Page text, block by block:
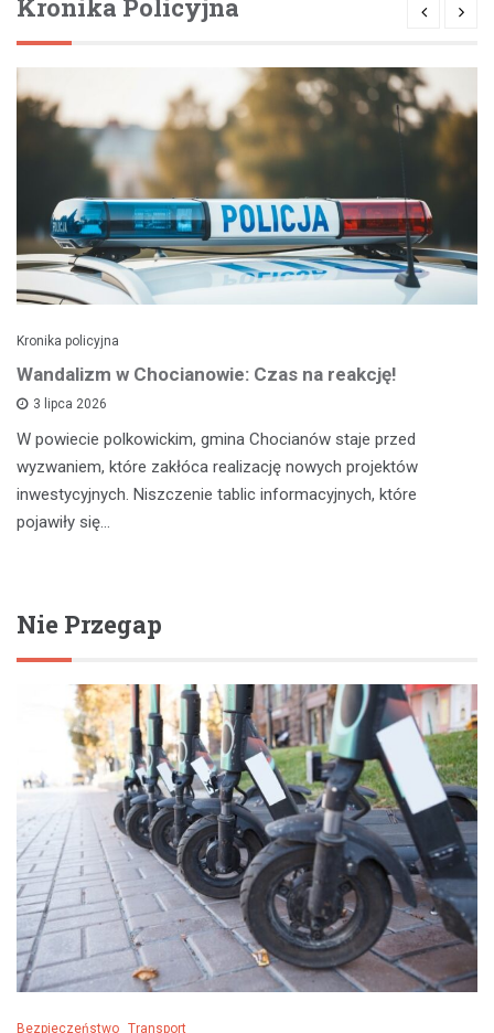
Kronika Policyjna
Kronika policyjna
Wandalizm w Chocianowie: Czas na reakcję!
3 lipca 2026
W powiecie polkowickim, gmina Chocianów staje przed
wyzwaniem, które zakłóca realizację nowych projektów
inwestycyjnych. Niszczenie tablic informacyjnych, które
pojawiły się…
Nie Przegap
Bezpieczeństwo Transport